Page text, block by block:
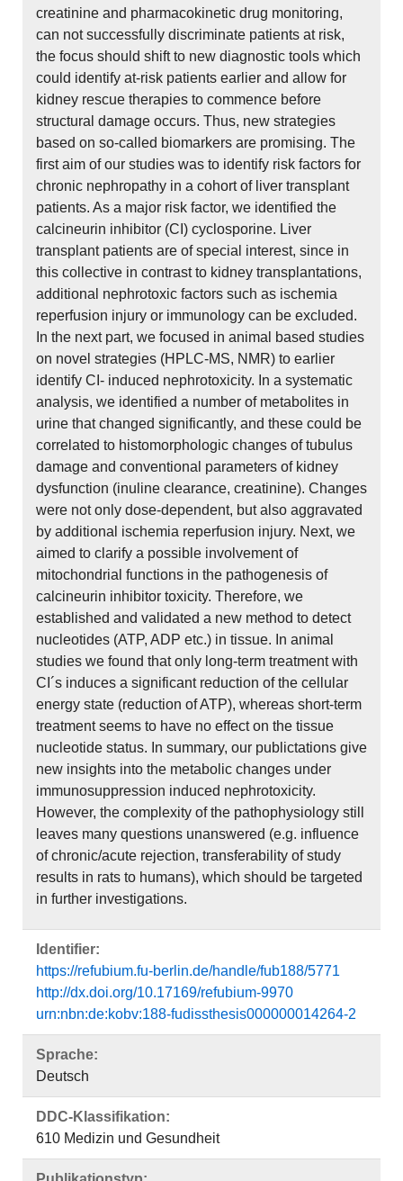
creatinine and pharmacokinetic drug monitoring,
can not successfully discriminate patients at risk,
the focus should shift to new diagnostic tools which
could identify at-risk patients earlier and allow for
kidney rescue therapies to commence before
structural damage occurs. Thus, new strategies
based on so-called biomarkers are promising. The
first aim of our studies was to identify risk factors for
chronic nephropathy in a cohort of liver transplant
patients. As a major risk factor, we identified the
calcineurin inhibitor (CI) cyclosporine. Liver
transplant patients are of special interest, since in
this collective in contrast to kidney transplantations,
additional nephrotoxic factors such as ischemia
reperfusion injury or immunology can be excluded.
In the next part, we focused in animal based studies
on novel strategies (HPLC-MS, NMR) to earlier
identify CI- induced nephrotoxicity. In a systematic
analysis, we identified a number of metabolites in
urine that changed significantly, and these could be
correlated to histomorphologic changes of tubulus
damage and conventional parameters of kidney
dysfunction (inuline clearance, creatinine). Changes
were not only dose-dependent, but also aggravated
by additional ischemia reperfusion injury. Next, we
aimed to clarify a possible involvement of
mitochondrial functions in the pathogenesis of
calcineurin inhibitor toxicity. Therefore, we
established and validated a new method to detect
nucleotides (ATP, ADP etc.) in tissue. In animal
studies we found that only long-term treatment with
CI´s induces a significant reduction of the cellular
energy state (reduction of ATP), whereas short-term
treatment seems to have no effect on the tissue
nucleotide status. In summary, our publictations give
new insights into the metabolic changes under
immunosuppression induced nephrotoxicity.
However, the complexity of the pathophysiology still
leaves many questions unanswered (e.g. influence
of chronic/acute rejection, transferability of study
results in rats to humans), which should be targeted
in further investigations.
Identifier:
https://refubium.fu-berlin.de/handle/fub188/5771
http://dx.doi.org/10.17169/refubium-9970
urn:nbn:de:kobv:188-fudissthesis000000014264-2
Sprache:
Deutsch
DDC-Klassifikation:
610 Medizin und Gesundheit